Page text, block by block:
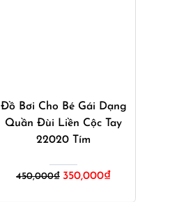
Đồ Bơi Cho Bé Gái Dạng
Quần Đùi Liền Cộc Tay
22020 Tím
450,000₫ Giá
350,000₫Giá